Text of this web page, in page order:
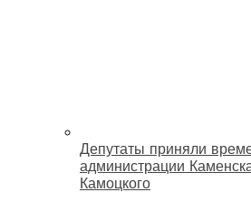
Депутаты приняли
администрации
Камоцкого